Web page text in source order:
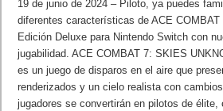
19 de junio de 2024 – Piloto, ya puedes
diferentes características de ACE
Edición Deluxe para Nintendo Switch con
jugabilidad. ACE COMBAT 7: SKIES
es un juego de disparos en el aire que
renderizados y un cielo realista con
jugadores se convertirán en pilotos de élite,